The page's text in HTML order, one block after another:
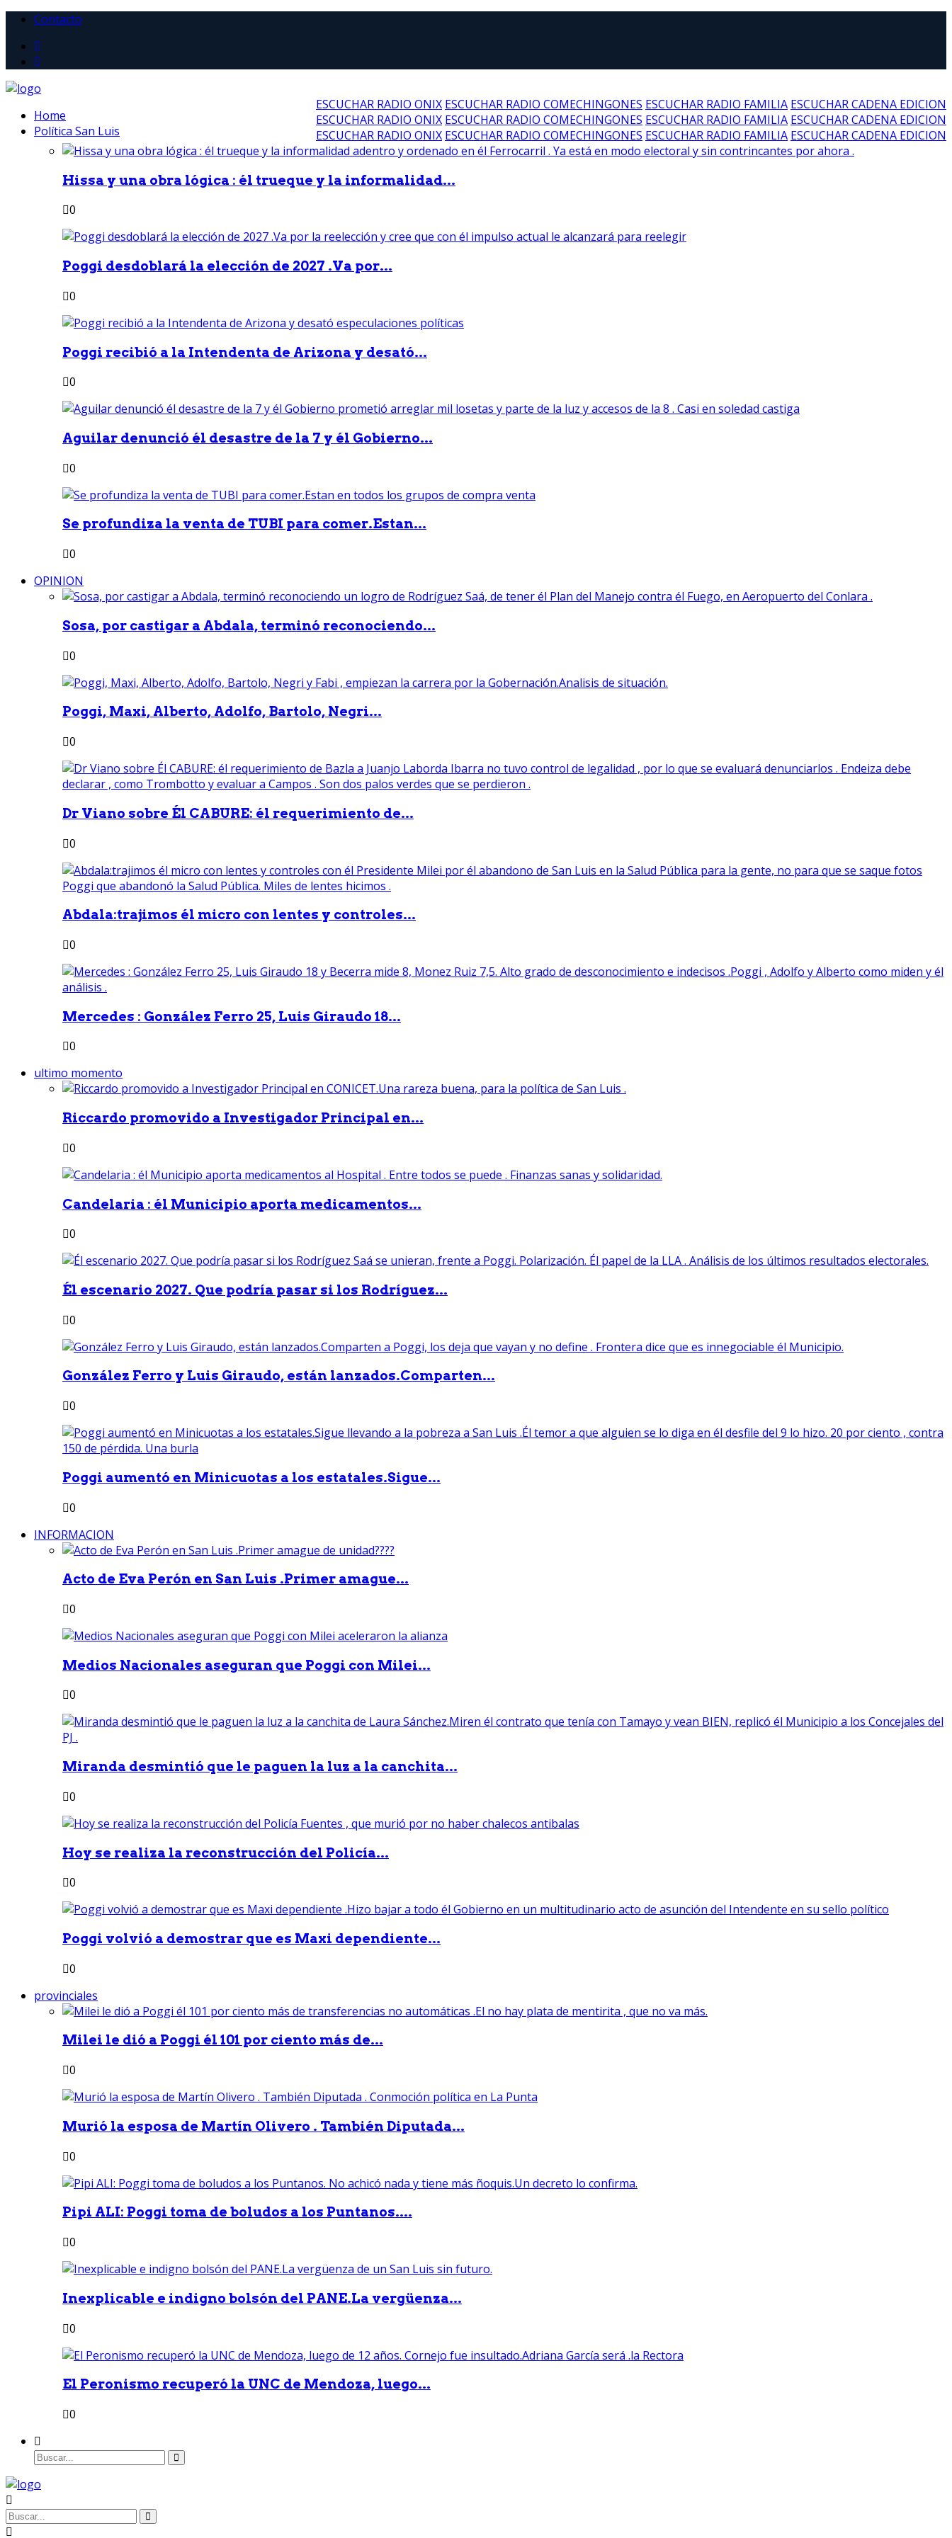
Contacto
ESCUCHAR RADIO ONIX ESCUCHAR RADIO COMECHINGONES ESCUCHAR RADIO FAMILIA ESCUCHAR CADENA EDICION
ESCUCHAR RADIO ONIX ESCUCHAR RADIO COMECHINGONES ESCUCHAR RADIO FAMILIA ESCUCHAR CADENA EDICION
ESCUCHAR RADIO ONIX ESCUCHAR RADIO COMECHINGONES ESCUCHAR RADIO FAMILIA ESCUCHAR CADENA EDICION
Home
Política San Luis
Hissa y una obra lógica : él trueque y la informalidad...
0
Poggi desdoblará la elección de 2027 .Va por...
0
Poggi recibió a la Intendenta de Arizona y desató...
0
Aguilar denunció él desastre de la 7 y él Gobierno...
0
Se profundiza la venta de TUBI para comer.Estan...
0
OPINION
Sosa, por castigar a Abdala, terminó reconociendo...
0
Poggi, Maxi, Alberto, Adolfo, Bartolo, Negri...
0
Dr Viano sobre Él CABURE: él requerimiento de...
0
Abdala:trajimos él micro con lentes y controles...
0
Mercedes : González Ferro 25, Luis Giraudo 18...
0
ultimo momento
Riccardo promovido a Investigador Principal en...
0
Candelaria : él Municipio aporta medicamentos...
0
Él escenario 2027. Que podría pasar si los Rodríguez...
0
González Ferro y Luis Giraudo, están lanzados.Comparten...
0
Poggi aumentó en Minicuotas a los estatales.Sigue...
0
INFORMACION
Acto de Eva Perón en San Luis .Primer amague...
0
Medios Nacionales aseguran que Poggi con Milei...
0
Miranda desmintió que le paguen la luz a la canchita...
0
Hoy se realiza la reconstrucción del Policía...
0
Poggi volvió a demostrar que es Maxi dependiente...
0
provinciales
Milei le dió a Poggi él 101 por ciento más de...
0
Murió la esposa de Martín Olivero . También Diputada...
0
Pipi ALI: Poggi toma de boludos a los Puntanos....
0
Inexplicable e indigno bolsón del PANE.La vergüenza...
0
El Peronismo recuperó la UNC de Mendoza, luego...
0